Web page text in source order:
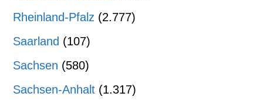
Rheinland-Pfalz (2.777)
Saarland (107)
Sachsen (580)
Sachsen-Anhalt (1.317)